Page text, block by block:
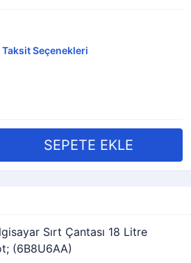
Taksit Seçenekleri
Sırt Çantası 18 Litre
(6B8U6AA)